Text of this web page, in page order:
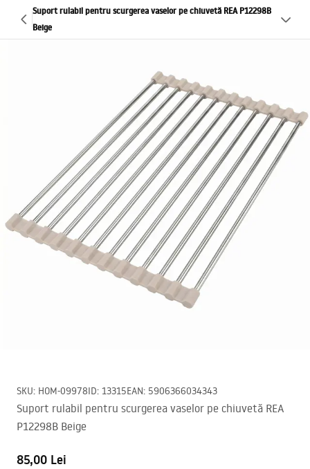
Suport rulabil pentru scurgerea vaselor pe chiuvetă REA P12298B
Beige
SKU: HOM-09978ID: 13315EAN: 5906366034343
Suport rulabil pentru scurgerea vaselor pe chiuvetă REA
P12298B Beige
85,00 Lei